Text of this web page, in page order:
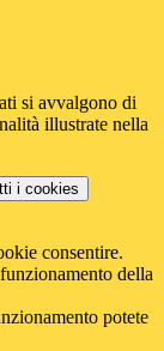
si avvalgono di
illustrate nella
i cookies
consentire.
della
potete